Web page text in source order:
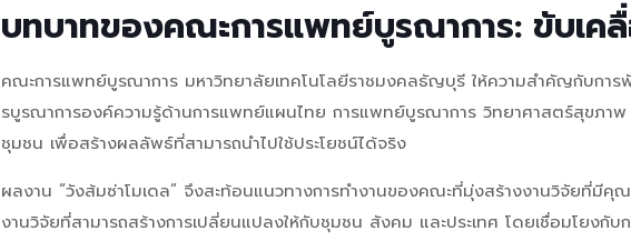
บทบาทของคณะการแพทย์บูรณาการ: ขับเค
คณะการแพทย์บูรณาการ มหาวิทยาลัยเทคโนโลยีราชมงคลธัญบุรี ให้ความสำคัญกับกา
รบูรณาการองค์ความรู้ด้านการแพทย์แผนไทย การแพทย์บูรณาการ วิทยาศาสตร์สุขภ
ชุมชน เพื่อสร้างผลลัพธ์ที่สามารถนำไปใช้ประโยชน์ได้จริง
ผลงาน “วังส้มซ่าโมเดล” จึงสะท้อนแนวทางการทำงานของคณะที่มุ่งสร้างงานวิจัยที่มี
งานวิจัยที่สามารถสร้างการเปลี่ยนแปลงให้กับชุมชน สังคม และประเทศ โดยเชื่อมโยงกั